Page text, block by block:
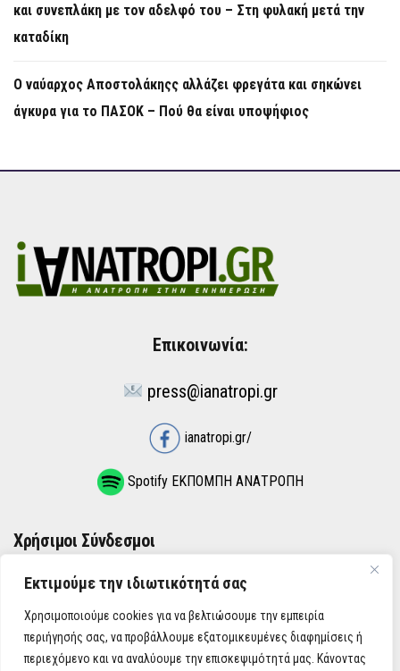
Εκτιμούμε την ιδιωτικότητά σας
Χρησιμοποιούμε cookies για να βελτιώσουμε την εμπειρία
περιήγησής σας, να προβάλλουμε εξατομικευμένες διαφημίσεις ή
περιεχόμενο και να αναλύουμε την επισκεψιμότητά μας. Κάνοντας
και συνεπλάκη με τον αδελφό του – Στη φυλακή μετά την
καταδίκη
Ο ναύαρχος Αποστολάκηςς αλλάζει φρεγάτα και σηκώνει
άγκυρα για το ΠΑΣΟΚ – Πού θα είναι υποψήφιος
Επικοινωνία:
press@ianatropi.gr
ianatropi.gr/
Spotify ΕΚΠΟΜΠΗ ΑΝΑΤΡΟΠΗ
Χρήσιμοι Σύνδεσμοι
ΌΡΟΙ ΧΡΉΣΗΣ
ΠΟΛΙΤΙΚΉ ΑΠΟΡΡΉΤΟΥ